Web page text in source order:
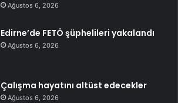
Ağustos 6, 2026
Edirne’de FETÖ şüphelileri yakalandı
Ağustos 6, 2026
Çalışma hayatını altüst edecekler
Ağustos 6, 2026